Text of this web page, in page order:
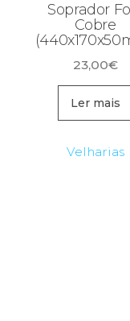
Soprador
Cobre
23,00€
Ler mais
Velharias